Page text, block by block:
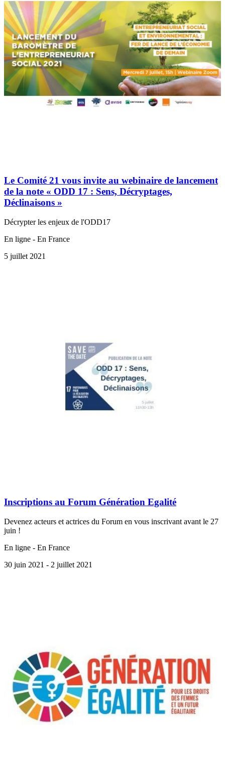
Le Comité 21 vous invite au webinaire de lancement
de la note « ODD 17 : Sens, Décryptages,
Déclinaisons »
Décrypter les enjeux de l'ODD17
En ligne - En France
5 juillet 2021
Inscriptions au Forum Génération Egalité
Devenez acteurs et actrices du Forum en vous inscrivant avant le 27
juin !
En ligne - En France
30 juin 2021 - 2 juillet 2021